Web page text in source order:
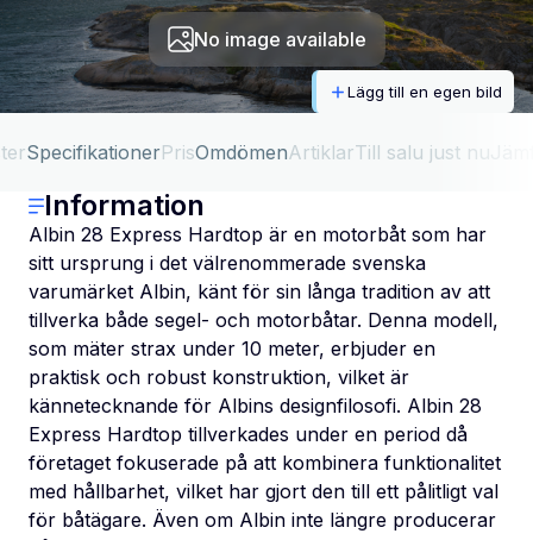
No image available
Lägg till en egen bild
SpecifikationerPrisOmdömenArtiklarTill salu just nu
Information
Albin 28 Express Hardtop är en motorbåt som har
sitt ursprung i det välrenommerade svenska
varumärket Albin, känt för sin långa tradition av att
tillverka både segel- och motorbåtar. Denna modell,
som mäter strax under 10 meter, erbjuder en
praktisk och robust konstruktion, vilket är
kännetecknande för Albins designfilosofi. Albin 28
Express Hardtop tillverkades under en period då
företaget fokuserade på att kombinera funktionalitet
med hållbarhet, vilket har gjort den till ett pålitligt val
för båtägare. Även om Albin inte längre producerar